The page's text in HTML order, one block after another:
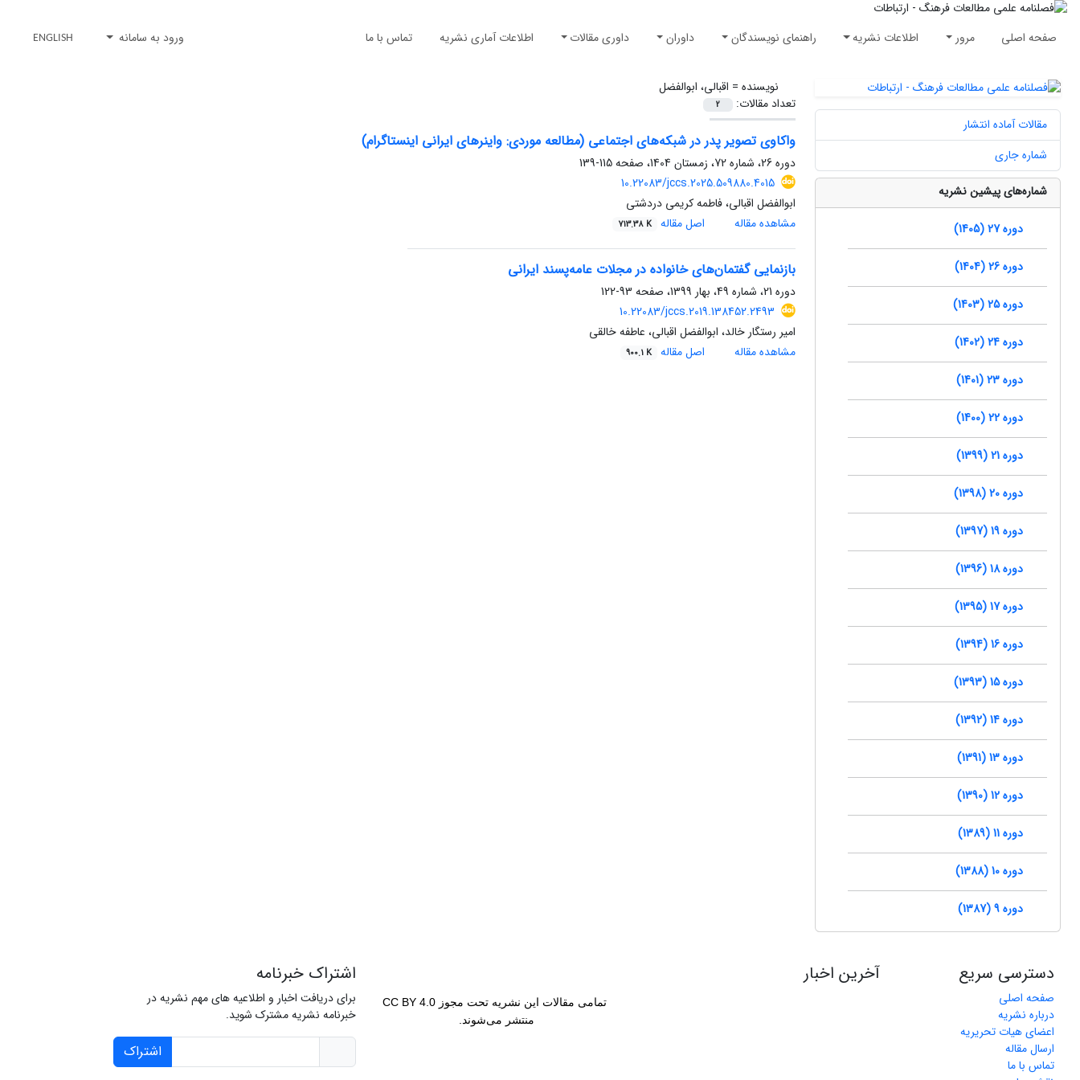
صفحه اصلی مرور اطلاعات نشریه راهنمای نویسندگان داوران داوری مقالات اطلاعات آماری نشریه تماس با ما ورود به سامانه ENGLISH
نویسنده = اقبالی، ابوالفضل
تعداد مقالات:
2
واکاوی تصویر پدر در شبکه‌های اجتماعی (مطالعه موردی: واینرهای ایرانی اینستاگرام)
دوره 26، شماره 72، زمستان 1404، صفحه
115-139
10.22083/jccs.2025.509880.4015
ابوالفضل اقبالی، فاطمه کریمی دردشتی
مشاهده مقاله
اصل مقاله 713.38 K
بازنمایی گفتمان‌های خانواده در مجلات عامه‌پسند ایرانی
دوره 21، شماره 49، بهار 1399، صفحه
93-122
10.22083/jccs.2019.138452.2493
امیر رستگار خالد، ابوالفضل اقبالی، عاطفه خالقی
مشاهده مقاله
اصل مقاله 900.1 K
مقالات آماده انتشار
شماره جاری
شماره‌های پیشین نشریه
دوره 27 (1405)
دوره 26 (1404)
دوره 25 (1403)
دوره 24 (1402)
دوره 23 (1401)
دوره 22 (1400)
دوره 21 (1399)
دوره 20 (1398)
دوره 19 (1397)
دوره 18 (1396)
دوره 17 (1395)
دوره 16 (1394)
دوره 15 (1393)
دوره 14 (1392)
دوره 13 (1391)
دوره 12 (1390)
دوره 11 (1389)
دوره 10 (1388)
دوره 9 (1387)
دسترسی سریع
صفحه اصلی
درباره نشریه
اعضای هیات تحریریه
ارسال مقاله
تماس با ما
آخرین اخبار
تمامی مقالات این نشریه تحت مجوز CC BY 4.0
منتشر می‌شوند.
اشتراک خبرنامه
برای دریافت اخبار و اطلاعیه های مهم نشریه در
خبرنامه نشریه مشترک شوید.
اشتراک